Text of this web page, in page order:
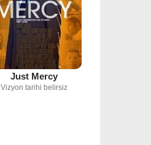
Just Mercy
Vizyon tarihi belirsiz